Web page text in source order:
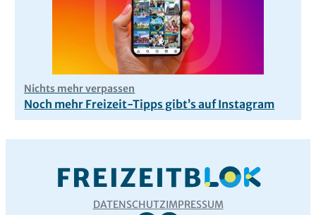
Nichts mehr verpassen
Noch mehr Freizeit-Tipps gibt’s auf Instagram
DATENSCHUTZIMPRESSUM